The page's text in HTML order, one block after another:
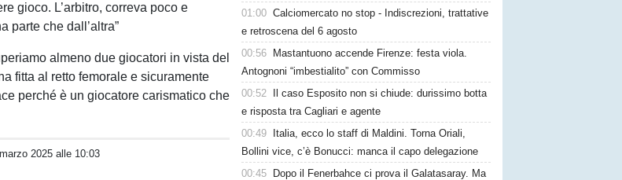
gioco. L’arbitro, correva poco e
parte che dall’altra”
almeno due giocatori in vista del
fitta al retto femorale e sicuramente
perché è un giocatore carismatico che
2025 alle 10:03
01:00 Calciomercato no stop - Indiscrezioni, trattative
e retroscena del 6 agosto
00:56
Mastantuono accende Firenze: festa viola.
Antognoni “imbestialito” con Commisso
00:52
Il caso Esposito non si chiude: durissimo botta
e risposta tra Cagliari e agente
00:49
Italia, ecco lo staff di Maldini. Torna Oriali,
Bollini vice, c’è Bonucci: manca il capo delegazione
00:45
Dopo il Fenerbahce ci prova il Galatasaray. Ma